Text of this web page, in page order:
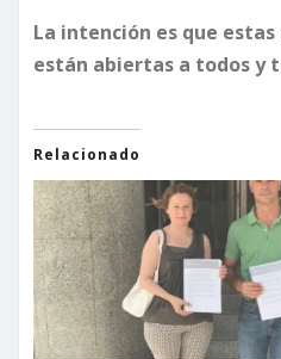
La intención es que
están abiertas a todos y
Relacionado